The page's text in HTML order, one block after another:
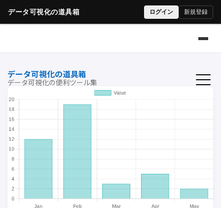
データ可視化の道具箱
データ可視化の便利ツール集